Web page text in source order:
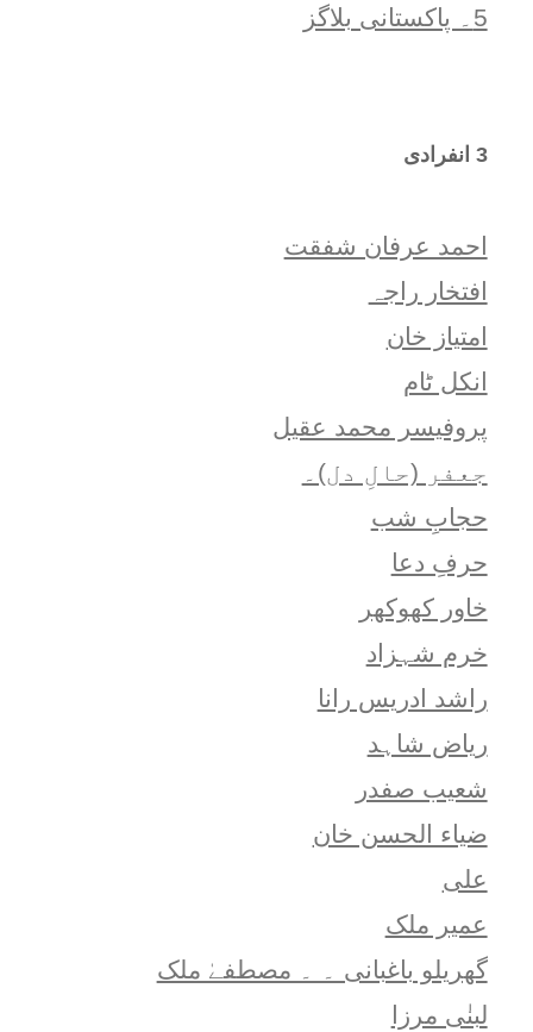
5۔ پاکستانی بلاگز
3 انفرادی
احمد عرفان شفقت
افتخار راجہ
امتياز خان
انکل ٹام
پروفیسر محمد عقیل
جعفر (حالِ دل)۔
حجابِ شب
حرفِ دعا
خاور کھوکھر
خرم شہزاد
راشد ادریس رانا
ریاض شاہد
شعيب صفدر
ضیاء الحسن خان
علی
عمیر ملک
گھریلو باغبانی ۔ ۔ مصطفےٰ ملک
لبنٰی مرزا